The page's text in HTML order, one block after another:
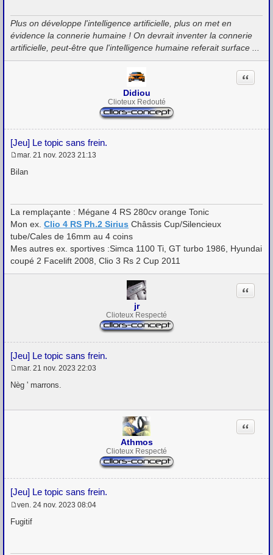
g
e
Plus on développe l'intelligence artificielle, plus on met en
évidence la connerie humaine ! On devrait inventer la connerie
artificielle, peut-être que l'intelligence humaine referait surface ...
Didiou
Clioteux Redouté
[Jeu] Le topic sans frein.
Citation
e
g
e
mar. 21 nov. 2023 21:13
Bilan
La remplaçante : Mégane 4 RS 280cv orange Tonic
Mon ex. Clio 4 RS Ph.2 Sirius Châssis Cup/Silencieux
tube/Cales de 16mm au 4 coins
Mes autres ex. sportives :Simca 1100 Ti, GT turbo 1986, Hyundai
coupé 2 Facelift 2008, Clio 3 Rs 2 Cup 2011
jr
Clioteux Respecté
[Jeu] Le topic sans frein.
Citation
e
a
mar. 21 nov. 2023 22:03
Nèg ' marrons.
Athmos
Clioteux Respecté
[Jeu] Le topic sans frein.
Citation
e
s
ven. 24 nov. 2023 08:04
Fugitif